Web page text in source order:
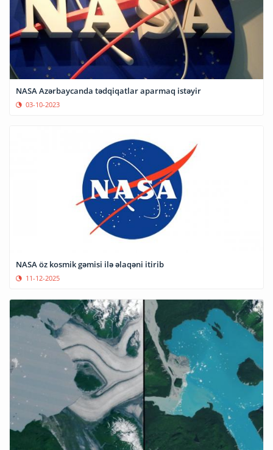
NASA Azərbaycanda tədqiqatlar aparmaq istəyir
03-10-2023
NASA öz kosmik gəmisi ilə əlaqəni itirib
11-12-2025